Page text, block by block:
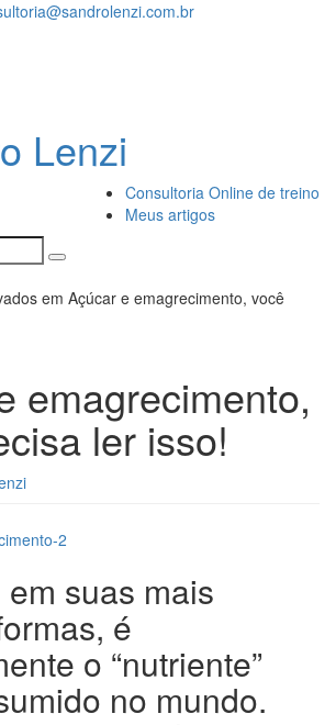
Consultoria Online de treino
Meus artigos
em Açúcar e emagrecimento, você
emagrecimento,
ler isso!
suas mais
é
o “nutriente”
no mundo.